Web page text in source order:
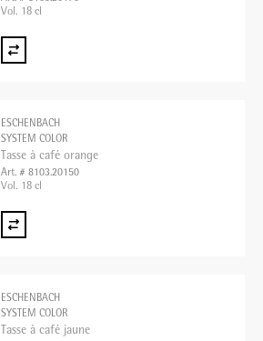
Vol. 18 cl
ESCHENBACH
SYSTEM COLOR
Tasse à café orange
Art. # 8103.20150
Vol. 18 cl
ESCHENBACH
SYSTEM COLOR
Tasse à café jaune